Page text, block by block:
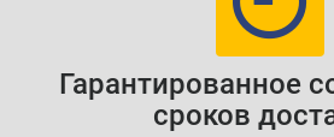
Гарантированное
сроков